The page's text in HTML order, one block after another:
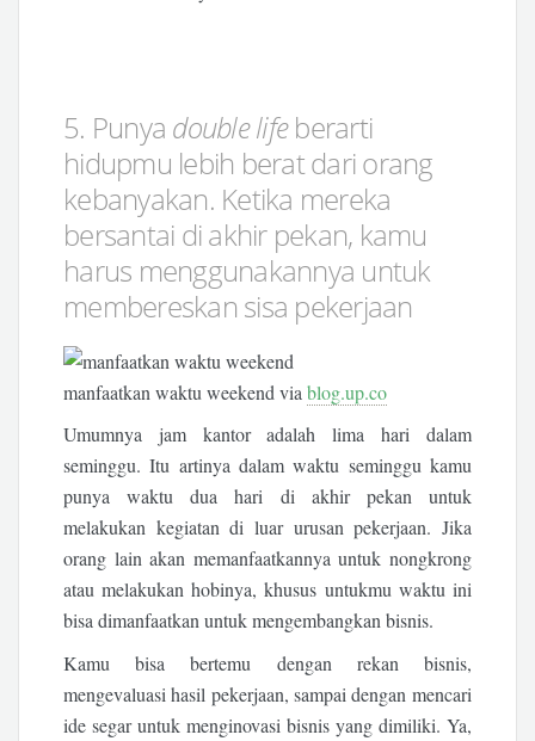
5. Punya double lifeberarti
hidupmu lebih berat dari orang
kebanyakan. Ketika mereka
bersantai di akhir pekan, kamu
harus menggunakannya untuk
membereskan sisa pekerjaan
manfaatkan waktu weekend viablog.up.co
Umumnya jam kantor adalah lima hari dalam
seminggu. Itu artinya dalam waktu seminggu kamu
punya waktu dua hari di akhir pekan untuk
melakukan kegiatan di luar urusan pekerjaan. Jika
orang lain akan memanfaatkannya untuk nongkrong
atau melakukan hobinya, khusus untukmu waktu ini
bisa dimanfaatkan untuk mengembangkan bisnis.
Kamu bisa bertemu dengan rekan bisnis,
mengevaluasi hasil pekerjaan, sampai dengan mencari
ide segar untuk menginovasi bisnis yang dimiliki. Ya,